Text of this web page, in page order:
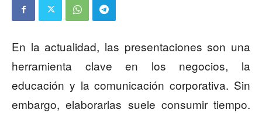
En la actualidad, las presentaciones son una
herramienta clave en los negocios, la
educación y la comunicación corporativa. Sin
embargo, elaborarlas suele consumir tiempo.